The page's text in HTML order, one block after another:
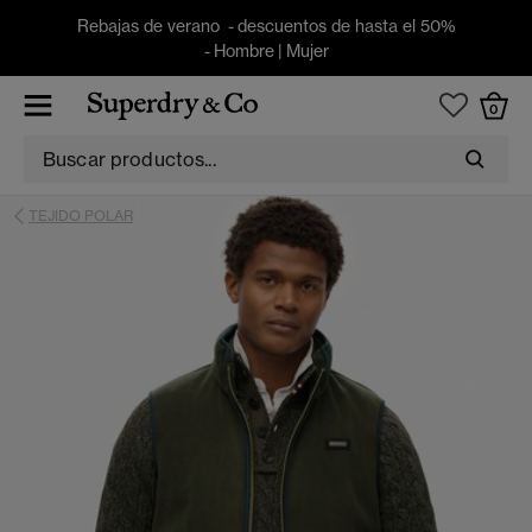
Rebajas de verano - descuentos de hasta el 50%
- Hombre| Mujer
0
TEJIDO POLAR